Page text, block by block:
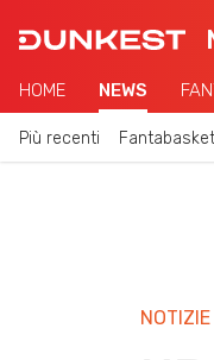
HOME NEWS
Più recenti Fantabasket
NOTIZIE